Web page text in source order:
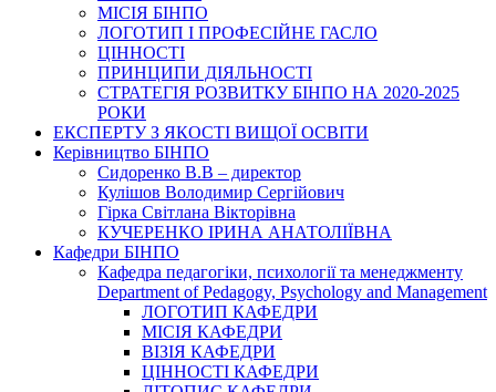
МІСІЯ БІНПО
ЛОГОТИП І ПРОФЕСІЙНЕ ГАСЛО
ЦІННОСТІ
ПРИНЦИПИ ДІЯЛЬНОСТІ
СТРАТЕГІЯ РОЗВИТКУ БІНПО НА 2020-2025
РОКИ
ЕКСПЕРТУ З ЯКОСТІ ВИЩОЇ ОСВІТИ
Керівництво БІНПО
Сидоренко В.В – директор
Кулішов Володимир Сергійович
Гірка Світлана Вікторівна
КУЧЕРЕНКО ІРИНА АНАТОЛІЇВНА
Кафедри БІНПО
Кафедра педагогіки, психології та менеджменту
Department of Pedagogy, Psychology and Management
ЛОГОТИП КАФЕДРИ
МІСІЯ КАФЕДРИ
ВІЗІЯ КАФЕДРИ
ЦІННОСТІ КАФЕДРИ